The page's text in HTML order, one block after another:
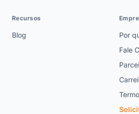
Recursos
Blog
Por
Fale